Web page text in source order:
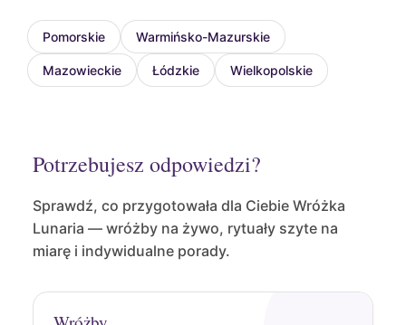
Pomorskie Warmińsko-Mazurskie
Mazowieckie Łódzkie Wielkopolskie
Potrzebujesz odpowiedzi?
Sprawdź, co przygotowała dla Ciebie Wróżka
Lunaria — wróżby na żywo, rytuały szyte na
miarę i indywidualne porady.